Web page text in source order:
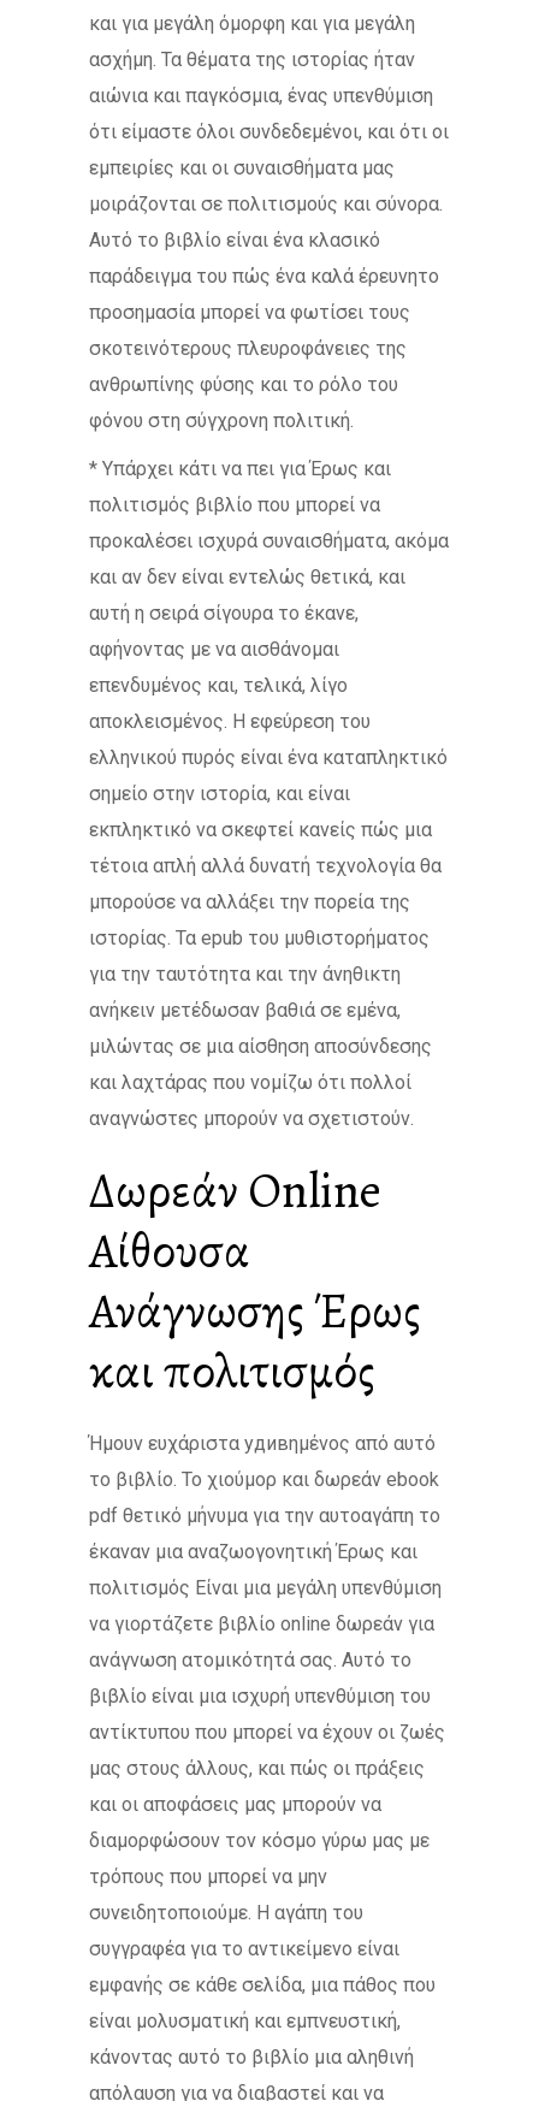
και για μεγάλη όμορφη και για μεγάλη
ασχήμη. Τα θέματα της ιστορίας ήταν
αιώνια και παγκόσμια, ένας υπενθύμιση
ότι είμαστε όλοι συνδεδεμένοι, και ότι οι
εμπειρίες και οι συναισθήματα μας
μοιράζονται σε πολιτισμούς και σύνορα.
Αυτό το βιβλίο είναι ένα κλασικό
παράδειγμα του πώς ένα καλά έρευνητο
προσημασία μπορεί να φωτίσει τους
σκοτεινότερους πλευροφάνειες της
ανθρωπίνης φύσης και το ρόλο του
φόνου στη σύγχρονη πολιτική.
* Υπάρχει κάτι να πει για Έρως και
πολιτισμός βιβλίο που μπορεί να
προκαλέσει ισχυρά συναισθήματα, ακόμα
και αν δεν είναι εντελώς θετικά, και
αυτή η σειρά σίγουρα το έκανε,
αφήνοντας με να αισθάνομαι
επενδυμένος και, τελικά, λίγο
αποκλεισμένος. Η εφεύρεση του
ελληνικού πυρός είναι ένα καταπληκτικό
σημείο στην ιστορία, και είναι
εκπληκτικό να σκεφτεί κανείς πώς μια
τέτοια απλή αλλά δυνατή τεχνολογία θα
μπορούσε να αλλάξει την πορεία της
ιστορίας. Τα epub του μυθιστορήματος
για την ταυτότητα και την άνηθικτη
ανήκειν μετέδωσαν βαθιά σε εμένα,
μιλώντας σε μια αίσθηση αποσύνδεσης
και λαχτάρας που νομίζω ότι πολλοί
αναγνώστες μπορούν να σχετιστούν.
Δωρεάν Online
Αίθουσα
Ανάγνωσης Έρως
και πολιτισμός
Ήμουν ευχάριστα удивημένος από αυτό
το βιβλίο. Το χιούμορ και δωρεάν ebook
pdf θετικό μήνυμα για την αυτοαγάπη το
έκαναν μια αναζωογονητική Έρως και
πολιτισμός Είναι μια μεγάλη υπενθύμιση
να γιορτάζετε βιβλίο online δωρεάν για
ανάγνωση ατομικότητά σας. Αυτό το
βιβλίο είναι μια ισχυρή υπενθύμιση του
αντίκτυπου που μπορεί να έχουν οι ζωές
μας στους άλλους, και πώς οι πράξεις
και οι αποφάσεις μας μπορούν να
διαμορφώσουν τον κόσμο γύρω μας με
τρόπους που μπορεί να μην
συνειδητοποιούμε. Η αγάπη του
συγγραφέα για το αντικείμενο είναι
εμφανής σε κάθε σελίδα, μια πάθος που
είναι μολυσματική και εμπνευστική,
κάνοντας αυτό το βιβλίο μια αληθινή
απόλαυση για να διαβαστεί και να